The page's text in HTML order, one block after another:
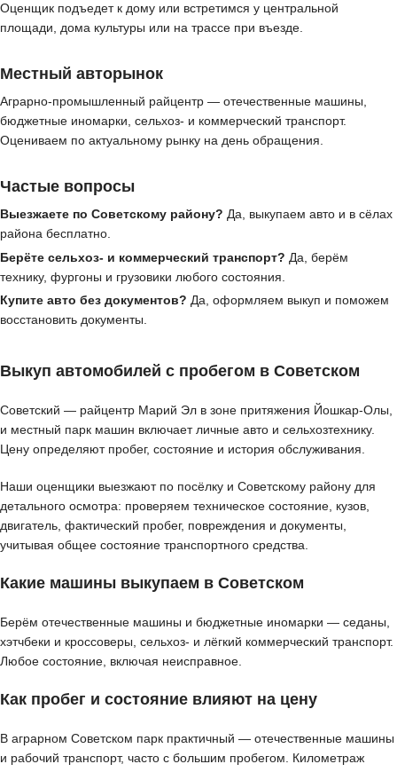
Оценщик подъедет к дому или встретимся у центральной
площади, дома культуры или на трассе при въезде.
Местный авторынок
Аграрно-промышленный райцентр — отечественные машины,
бюджетные иномарки, сельхоз- и коммерческий транспорт.
Оцениваем по актуальному рынку на день обращения.
Частые вопросы
Выезжаете по Советскому району? Да, выкупаем авто и в сёлах
района бесплатно.
Берёте сельхоз- и коммерческий транспорт? Да, берём
технику, фургоны и грузовики любого состояния.
Купите авто без документов? Да, оформляем выкуп и поможем
восстановить документы.
Выкуп автомобилей с пробегом в Советском
Советский — райцентр Марий Эл в зоне притяжения Йошкар-Олы,
и местный парк машин включает личные авто и сельхозтехнику.
Цену определяют пробег, состояние и история обслуживания.
Наши оценщики выезжают по посёлку и Советскому району для
детального осмотра: проверяем техническое состояние, кузов,
двигатель, фактический пробег, повреждения и документы,
учитывая общее состояние транспортного средства.
Какие машины выкупаем в Советском
Берём отечественные машины и бюджетные иномарки — седаны,
хэтчбеки и кроссоверы, сельхоз- и лёгкий коммерческий транспорт.
Любое состояние, включая неисправное.
Как пробег и состояние влияют на цену
В аграрном Советском парк практичный — отечественные машины
и рабочий транспорт, часто с большим пробегом. Километраж